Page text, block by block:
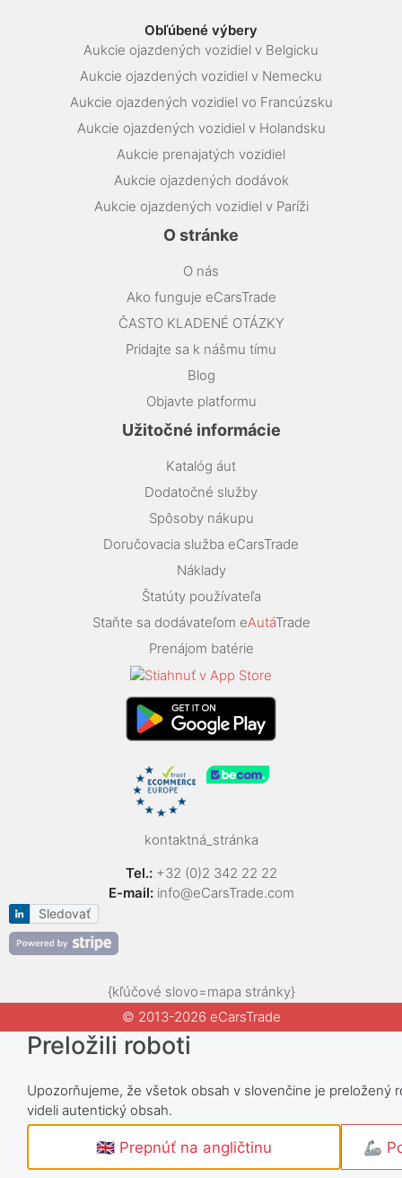
Obľúbené výbery
Aukcie ojazdených vozidiel v Belgicku
Aukcie ojazdených vozidiel v Nemecku
Aukcie ojazdených vozidiel vo Francúzsku
Aukcie ojazdených vozidiel v Holandsku
Aukcie prenajatých vozidiel
Aukcie ojazdených dodávok
Aukcie ojazdených vozidiel v Paríži
O stránke
O nás
Ako funguje eCarsTrade
ČASTO KLADENÉ OTÁZKY
Pridajte sa k nášmu tímu
Blog
Objavte platformu
Užitočné informácie
Katalóg áut
Dodatočné služby
Spôsoby nákupu
Doručovacia služba eCarsTrade
Náklady
Štatúty používateľa
Staňte sa dodávateľom eAutáTrade
Prenájom batérie
kontaktná_stránka
Tel.: +32 (0)2 342 22 22
E-mail: info@eCarsTrade.com
Sledovať
{kľúčové slovo=mapa stránky}
© 2013-2026 eCarsTrade
Preložili roboti
Upozorňujeme, že všetok obsah v slovenčine je preložený
videli autentický obsah.
🇬🇧 Prepnúť na angličtinu 🦾